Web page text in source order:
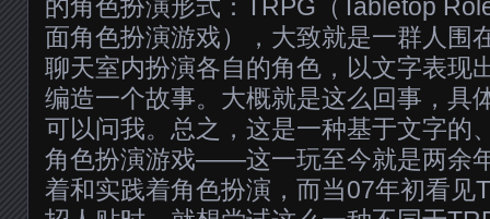
的角色扮演形式：TRPG（Tabletop
面角色扮演游戏），大致就是一群人围
聊天室内扮演各自的角色，以文字表现
编造一个故事。大概就是这么回事，具
可以问我。总之，这是一种基于文字的
角色扮演游戏——这一玩至今就是两余
着和实践着角色扮演，而当07年初看见